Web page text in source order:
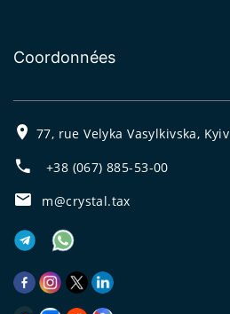
Coordonnées
77, rue Velyka Vasylkivska, Kyiv
+38 (067) 885-53-00
m@crystal.tax